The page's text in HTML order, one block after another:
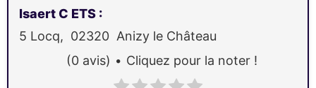
Isaert C ETS :
5 Locq, 02320 Anizy le Château
(0 avis) Cliquez pour la noter !